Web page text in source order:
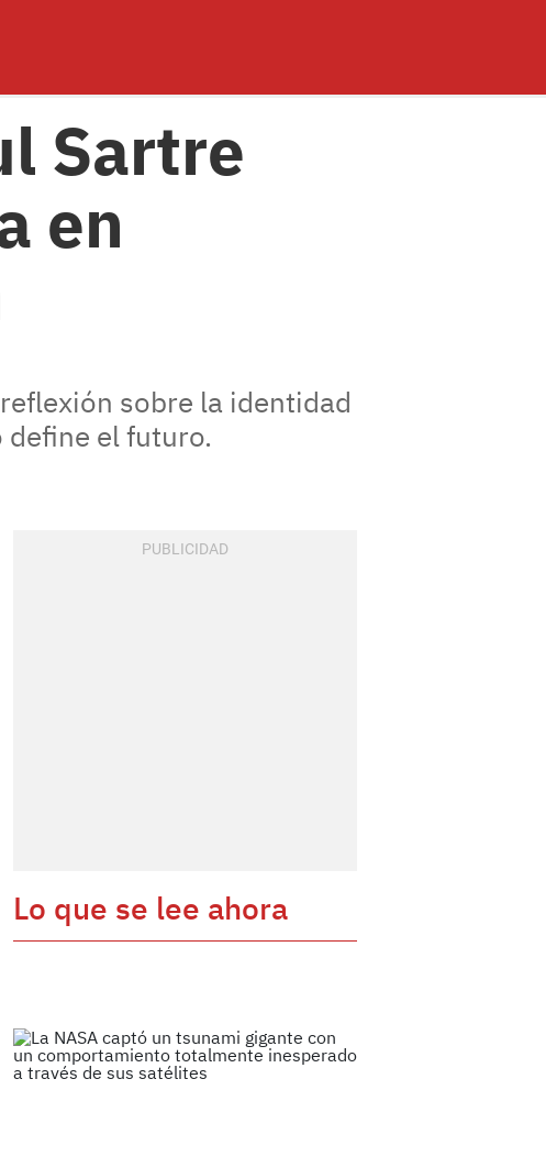
Sartre
en
sobre la identidad
define el futuro.
Lo que se lee ahora